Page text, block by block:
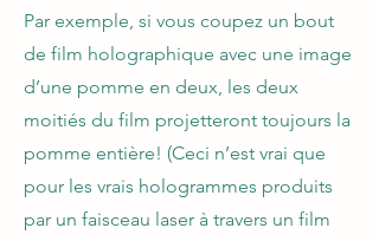
Par exemple, si vous coupez un bout
de film holographique avec une image
d’une pomme en deux, les deux
moitiés du film projetteront toujours la
pomme entière! (Ceci n’est vrai que
pour les vrais hologrammes produits
par un faisceau laser à travers un film